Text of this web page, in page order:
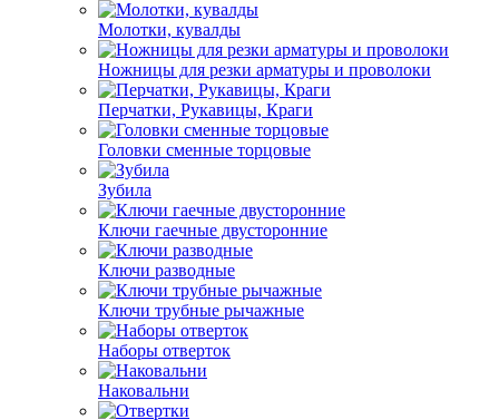
Молотки, кувалды
Ножницы для резки арматуры и проволоки
Перчатки, Рукавицы, Краги
Головки сменные торцовые
Зубила
Ключи гаечные двусторонние
Ключи разводные
Ключи трубные рычажные
Наборы отверток
Наковальни